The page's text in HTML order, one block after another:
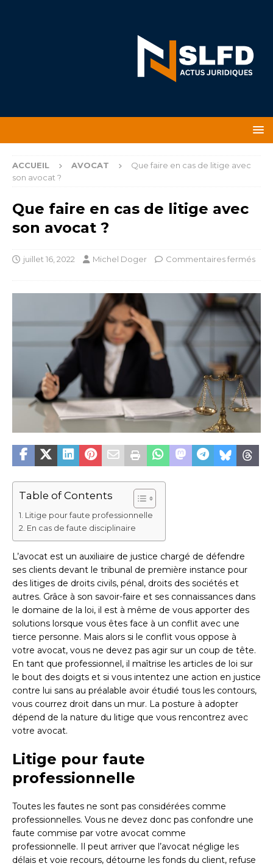
ACCUEIL AVOCAT
Que faire en cas de litige avec
son avocat ?
Que faire en cas de litige avec
son avocat ?
juillet 16, 2022 Michel Doger Commentaires fermés
Table of Contents
Litige pour faute professionnelle
En cas de faute disciplinaire
L’avocat est un auxiliaire de justice chargé de défendre
ses clients devant le tribunal de première instance pour
des litiges de droits civils, pénal, droits des sociétés et
autres. Grâce à son savoir-faire et ses connaissances dans
le domaine de la loi, il est à même de vous apporter des
solutions lorsque vous êtes face à un conflit avec une
tierce personne. Mais alors si le conflit vous oppose à
votre avocat, vous ne devez pas agir sur un coup de tête.
En tant que professionnel, il maîtrise les articles de loi sur
le bout des doigts et si vous intentez une action en justice
contre lui sans au préalable avoir étudié tous les contours,
vous courrez droit dans un mur. La posture à adopter
dépend de la nature du litige que vous rencontrez avec
votre avocat.
Litige pour faute
professionnelle
Toutes les fautes ne sont pas considérées comme
professionnelles. Vous ne devez donc pas confondre une
faute commise par votre avocat comme
professionnelle. Il peut arriver que l’avocat néglige les
délais et voie recours, détourne les fonds du client, refuse